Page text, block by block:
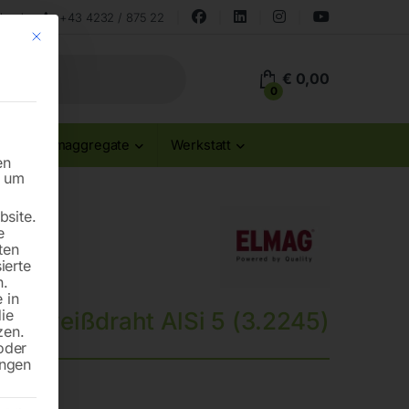
+43 4232 / 875 22
0
€ 0,00
Stromaggregate Werkstatt
AlSi 5 (3.2245)
Mit diesem Button wird der Dialog geschlossen. Seine Funktionalität ist
in